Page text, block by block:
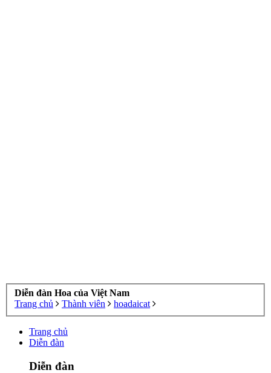
Diễn đàn Hoa của Việt Nam
Trang chủ
Thành viên hoadaicat
Trang chủ
Diễn đàn
Diễn đàn